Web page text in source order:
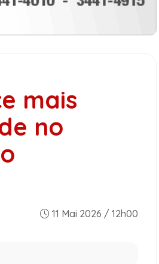
mais
no
11 Mai 2026 / 12h00